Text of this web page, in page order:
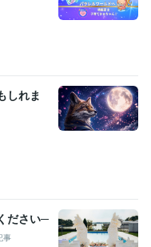
しれま
ださい─
事